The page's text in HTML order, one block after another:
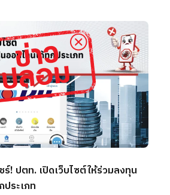
ร์! ปตท. เปิดเว็บไซต์ให้ร่วมลงทุน
ระเภท